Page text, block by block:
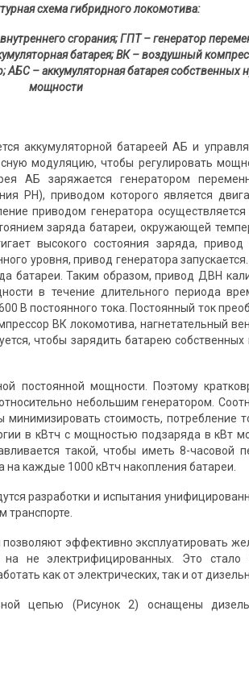
схема гибридного локомотива:
сгорания; ГПТ – генератор
батарея; ВК – воздушный
АБС – аккумуляторная батарея
мощности
аккумуляторной батареей АБ и
модуляцию, чтобы регулировать
АБ заряжается генератором
РН), приводом которого является
приводом генератора
заряда батареи, окружающей
высокого состояния заряда, привод
уровня, привод генератора
батареи. Таким образом, привод ДВН
в течение длительного периода
В постоянного тока. Постоянный ток
ВК локомотива, нагнетательный
чтобы зарядить батарею
постоянной мощности. Поэтому
небольшим генератором.
стоимость, потребление
в кВтч с мощностью подзаряда в кВт
такой, чтобы иметь 8-часовой
каждые 1000 кВтч накопления батареи.
разработки и испытания
эффективно эксплуатировать
на не электрифицированных. Это
как от электрических, так и от
цепью (Рисунок 2) оснащены